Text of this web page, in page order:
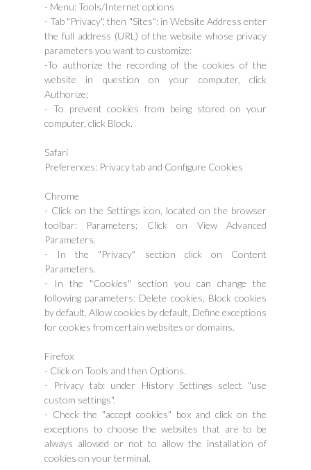
- Menu: Tools/Internet options
- Tab "Privacy", then "Sites": in Website Address enter
the full address (URL) of the website whose privacy
parameters you want to customize:
-To authorize the recording of the cookies of the
website in question on your computer, click
Authorize;
- To prevent cookies from being stored on your
computer, click Block.
Safari
Preferences: Privacy tab and Configure Cookies
Chrome
- Click on the Settings icon, located on the browser
toolbar: Parameters; Click on View Advanced
Parameters.
- In the "Privacy" section click on Content
Parameters.
- In the "Cookies" section you can change the
following parameters: Delete cookies, Block cookies
by default, Allow cookies by default, Define exceptions
for cookies from certain websites or domains.
Firefox
- Click on Tools and then Options.
- Privacy tab: under History Settings select "use
custom settings".
- Check the "accept cookies" box and click on the
exceptions to choose the websites that are to be
always allowed or not to allow the installation of
cookies on your terminal.